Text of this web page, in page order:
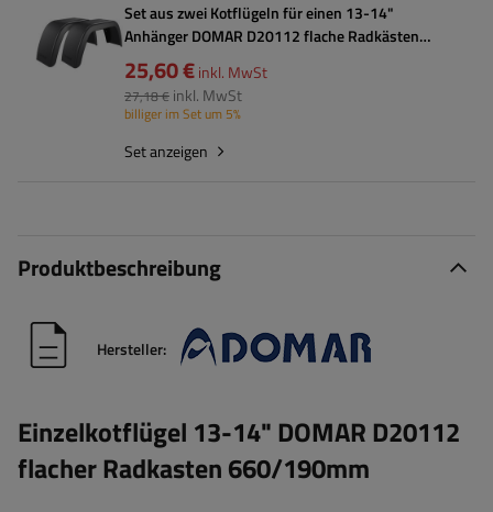
Set aus zwei Kotflügeln für einen 13-14"
Anhänger DOMAR D20112 flache Radkästen
660/190 mm
25,60 €inkl. MwSt
27,18 € inkl. MwSt
billiger im Set um 5%
Set anzeigen
Produktbeschreibung
Hersteller:
Einzelkotflügel 13-14" DOMAR D20112
flacher Radkasten 660/190mm